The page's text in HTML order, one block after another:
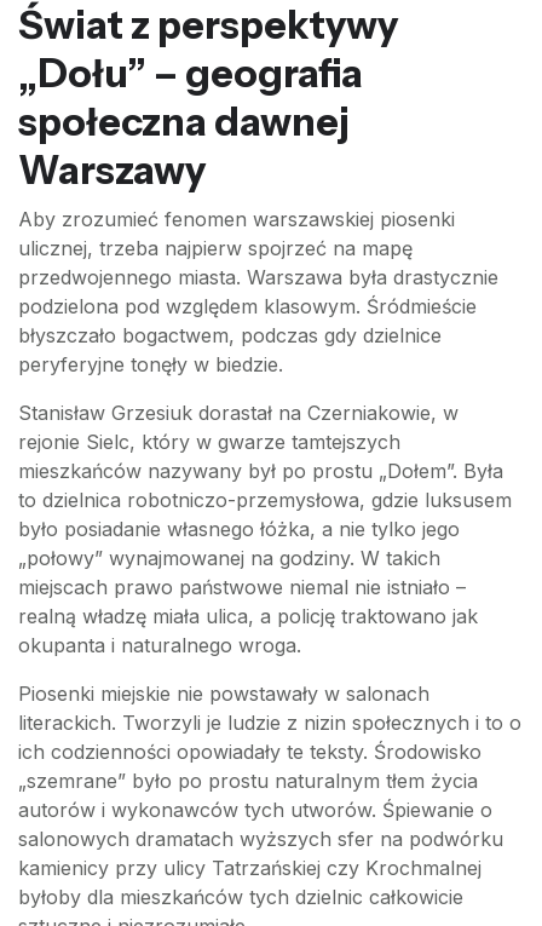
Świat z perspektywy
„Dołu” – geografia
społeczna dawnej
Warszawy
Aby zrozumieć fenomen warszawskiej piosenki
ulicznej, trzeba najpierw spojrzeć na mapę
przedwojennego miasta. Warszawa była drastycznie
podzielona pod względem klasowym. Śródmieście
błyszczało bogactwem, podczas gdy dzielnice
peryferyjne tonęły w biedzie.
Stanisław Grzesiuk dorastał na Czerniakowie, w
rejonie Sielc, który w gwarze tamtejszych
mieszkańców nazywany był po prostu „Dołem”. Była
to dzielnica robotniczo-przemysłowa, gdzie luksusem
było posiadanie własnego łóżka, a nie tylko jego
„połowy” wynajmowanej na godziny. W takich
miejscach prawo państwowe niemal nie istniało –
realną władzę miała ulica, a policję traktowano jak
okupanta i naturalnego wroga.
Piosenki miejskie nie powstawały w salonach
literackich. Tworzyli je ludzie z nizin społecznych i to o
ich codzienności opowiadały te teksty. Środowisko
„szemrane” było po prostu naturalnym tłem życia
autorów i wykonawców tych utworów. Śpiewanie o
salonowych dramatach wyższych sfer na podwórku
kamienicy przy ulicy Tatrzańskiej czy Krochmalnej
byłoby dla mieszkańców tych dzielnic całkowicie